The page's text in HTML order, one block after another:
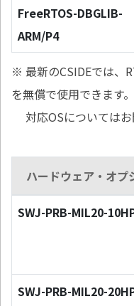
FreeRTOS-DBGLIB-
ARM/P4
※ 最新のCSIDEでは、
を無償で使用できます。
対応OSについてはお
ハードウェア・オプ
SWJ-PRB-MIL20-
SWJ-PRB-MIL20-